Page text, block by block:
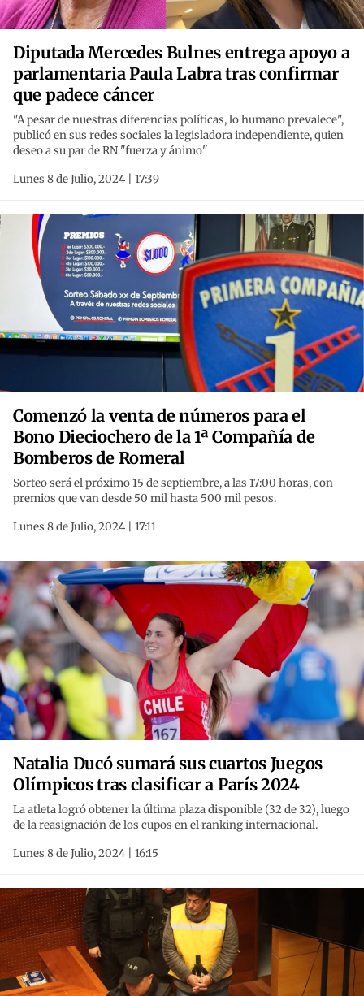
Diputada Mercedes Bulnes entrega apoyo a
parlamentaria Paula Labra tras confirmar
que padece cáncer
"A pesar de nuestras diferencias políticas, lo humano prevalece",
publicó en sus redes sociales la legisladora independiente, quien
deseo a su par de RN "fuerza y ánimo"
Lunes 8 de Julio, 2024 | 17:39
Comenzó la venta de números para el
Bono Dieciochero de la 1ª Compañía de
Bomberos de Romeral
Sorteo será el próximo 15 de septiembre, a las 17:00 horas, con
premios que van desde 50 mil hasta 500 mil pesos.
Lunes 8 de Julio, 2024 | 17:11
Natalia Ducó sumará sus cuartos Juegos
Olímpicos tras clasificar a París 2024
La atleta logró obtener la última plaza disponible (32 de 32), luego
de la reasignación de los cupos en el ranking internacional.
Lunes 8 de Julio, 2024 | 16:15